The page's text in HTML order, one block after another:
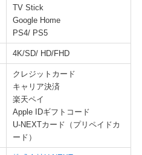
TV Stick
Google Home
PS4/ PS5
4K/SD/ HD/FHD
クレジットカード
キャリア決済
楽天ペイ
Apple IDギフトコード
U-NEXTカード（プリペイドカ
ード）